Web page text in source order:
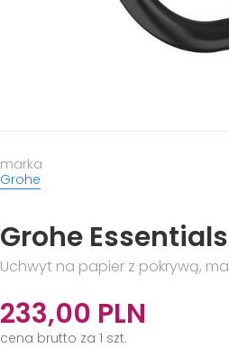
marka
Grohe
Grohe
Uchwyt na papier z pokrywą,
233,00 PLN
cena brutto za 1 szt.